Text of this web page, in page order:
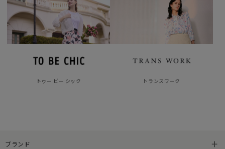
トゥー ビー シック トランスワーク
ブランド